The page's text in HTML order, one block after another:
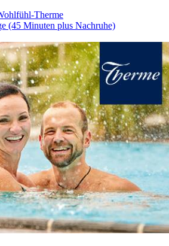
Therme
(45 Minuten plus Nachruhe)